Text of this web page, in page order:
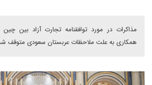
مذاکرات در مورد توافقنامه تجارت آزاد بین
همکاری به علت ملاحظات عربستان سعودی متوقف